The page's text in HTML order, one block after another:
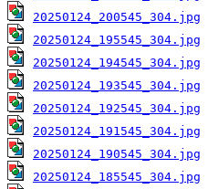
20250124_200545_304.jpg
20250124_195545_304.jpg
20250124_194545_304.jpg
20250124_193545_304.jpg
20250124_192545_304.jpg
20250124_191545_304.jpg
20250124_190545_304.jpg
20250124_185545_304.jpg